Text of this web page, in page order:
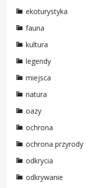
ekoturystyka
fauna
kultura
legendy
miejsca
natura
oazy
ochrona
ochrona przyrody
odkrycia
odkrywanie